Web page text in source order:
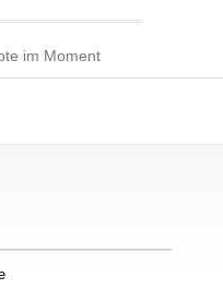
im Moment